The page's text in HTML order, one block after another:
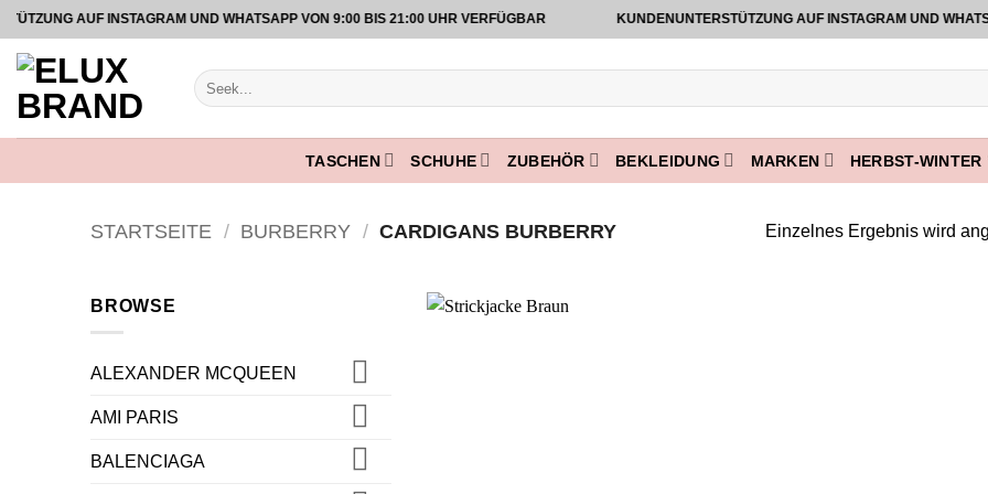
Zum
Inhalt
springen
AUF INSTAGRAM UND WHATSAPP VON 9:00 BIS 21:00 UHR VERFÜGBAR KUNDENUNTERSTÜTZUNG AUF INSTAGRAM UND
Suche
nach:
TASCHEN SCHUHE ZUBEHÖR BEKLEIDUNG MARKEN HERBST-WINTER
STARTSEITE / BURBERRY / CARDIGANS BURBERRY Einzelnes Ergebnis wird
BROWSE
ALEXANDER MCQUEEN
AMI PARIS
BALENCIAGA